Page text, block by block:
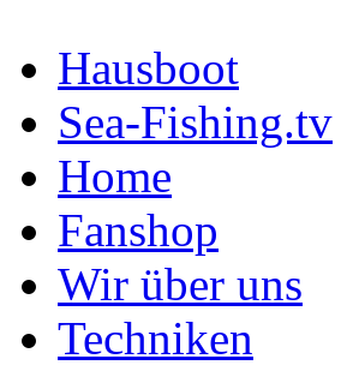
Hausboot
Sea-Fishing.tv
Home
Fanshop
Wir über uns
Techniken